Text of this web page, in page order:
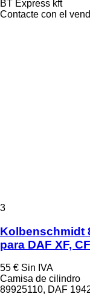
BT Express kft
Contacte con el
3
Kolbenschmidt
para DAF XF,
55 € Sin IVA
Camisa de cilindro
89925110, DAF